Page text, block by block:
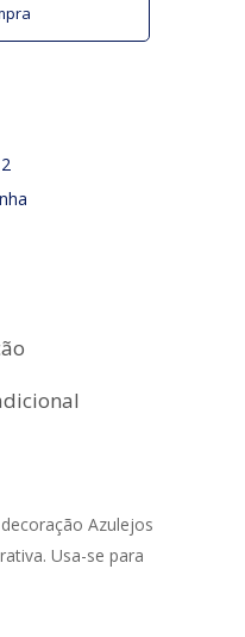
Azulejos
Usa-se para